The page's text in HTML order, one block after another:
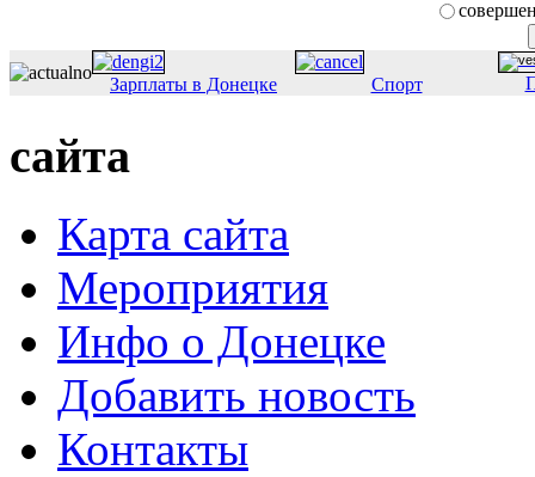
Зарплаты в Донецке Спорт
сайта
Карта сайта
Мероприятия
Инфо о Донецке
Добавить новость
Контакты